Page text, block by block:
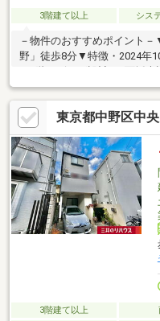
3階建て以上 シス
－物件のおすすめポイント
野」徒歩8分▼特徴・2024年
い2階リビング設計・4面採
面式キッチン、食洗機付・3
のサービススペースは窓・
辺環境・キッチンコート東中
歩3分(約210m)・新宿区立淀
望の住まい探しをお手伝い
ご相談はお気軽にお問い合わ
東京都中野区中
3階建て以上